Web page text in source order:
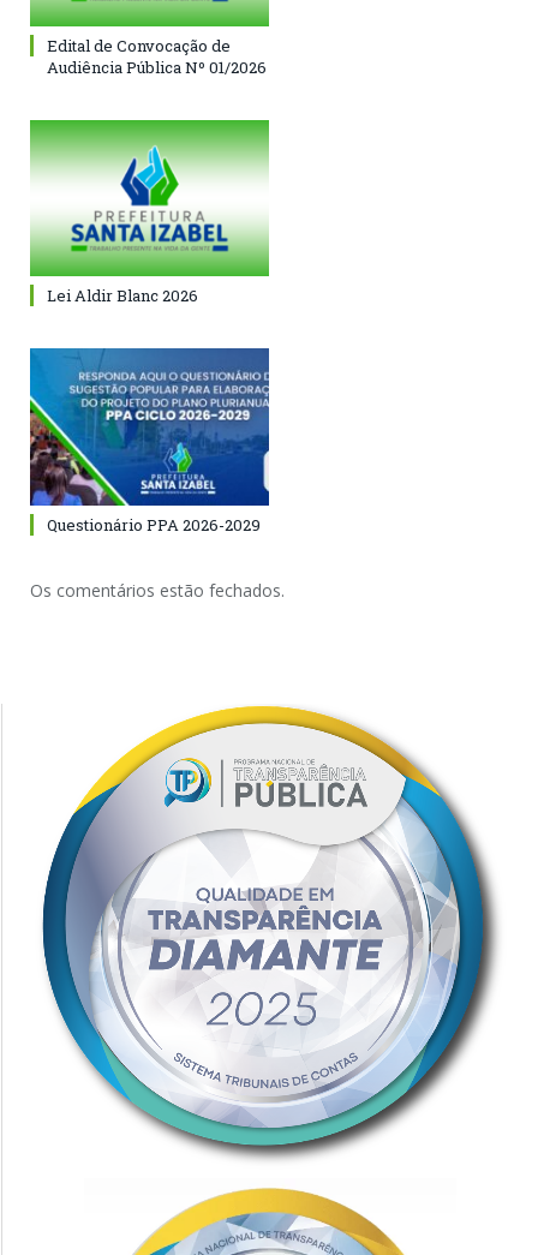
Edital de Convocação de
Audiência Pública Nº 01/2026
Lei Aldir Blanc 2026
Questionário PPA 2026-2029
Os comentários estão fechados.